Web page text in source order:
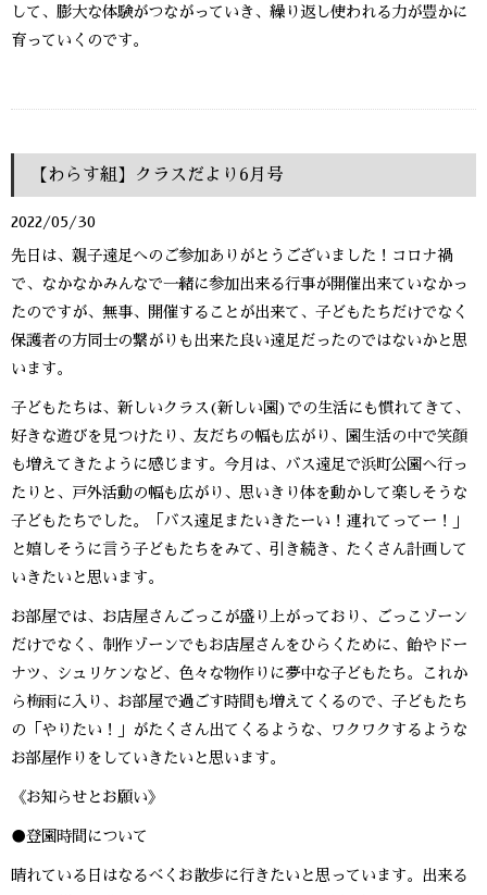
して、膨大な体験がつながっていき、繰り返し使われる力が豊かに
育っていくのです。
【わらす組】クラスだより6月号
2022/05/30
先日は、親子遠足へのご参加ありがとうございました！コロナ禍
で、なかなかみんなで一緒に参加出来る行事が開催出来ていなかっ
たのですが、無事、開催することが出来て、子どもたちだけでなく
保護者の方同士の繋がりも出来た良い遠足だったのではないかと思
います。
子どもたちは、新しいクラス(新しい園)での生活にも慣れてきて、
好きな遊びを見つけたり、友だちの幅も広がり、園生活の中で笑顔
も増えてきたように感じます。今月は、バス遠足で浜町公園へ行っ
たりと、戸外活動の幅も広がり、思いきり体を動かして楽しそうな
子どもたちでした。「バス遠足またいきたーい！連れてってー！」
と嬉しそうに言う子どもたちをみて、引き続き、たくさん計画して
いきたいと思います。
お部屋では、お店屋さんごっこが盛り上がっており、ごっこゾーン
だけでなく、制作ゾーンでもお店屋さんをひらくために、飴やドー
ナツ、シュリケンなど、色々な物作りに夢中な子どもたち。これか
ら梅雨に入り、お部屋で過ごす時間も増えてくるので、子どもたち
の「やりたい！」がたくさん出てくるような、ワクワクするような
お部屋作りをしていきたいと思います。
《お知らせとお願い》
●登園時間について
晴れている日はなるべくお散歩に行きたいと思っています。出来る